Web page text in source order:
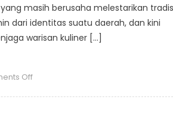
masih berusaha melestarikan
dari identitas suatu daerah, dan kini
warisan kuliner […]
Offon